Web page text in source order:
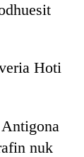
Hoti
Antigona
nuk